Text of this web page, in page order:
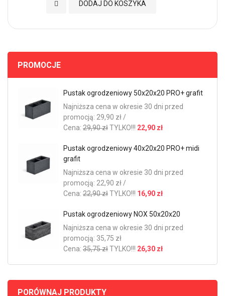
DODAJ DO KOSZYKA
Dodaj do Ulubionych
PROMOCJE
Pustak ogrodzeniowy 50x20x20 PRO+ grafit
Najniższa cena w okresie 30 dni przed
promocją: 29,90 zł /
Cena: 29,90 złTYLKO!!! 22,90 zł
Pustak ogrodzeniowy 40x20x20 PRO+ midi
grafit
Najniższa cena w okresie 30 dni przed
promocją: 22,90 zł /
Cena: 22,90 złTYLKO!!! 16,90 zł
Pustak ogrodzeniowy NOX 50x20x20
Najniższa cena w okresie 30 dni przed
promocją: 35,75 zł
Cena: 35,75 złTYLKO!!! 26,30 zł
PORÓWNAJ PRODUKTY